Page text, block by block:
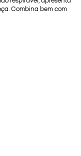
Combina bem com